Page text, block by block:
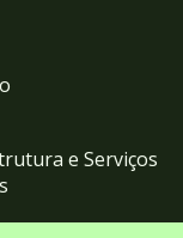
e Serviços